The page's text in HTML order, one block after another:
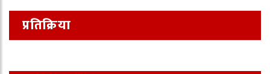
प्रतिक्रिया